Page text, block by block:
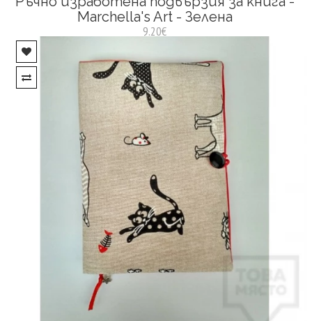
Marchella's Art - Зелена
9.20€